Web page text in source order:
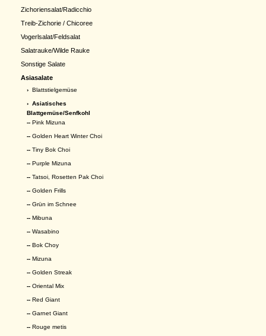
Zichoriensalat/Radicchio
Treib-Zichorie / Chicoree
Vogerlsalat/Feldsalat
Salatrauke/Wilde Rauke
Sonstige Salate
Asiasalate
› Blattstielgemüse
› Asiatisches
Blattgemüse/Senfkohl
-- Pink Mizuna
-- Golden Heart Winter Choi
-- Tiny Bok Choi
-- Purple Mizuna
-- Tatsoi, Rosetten Pak Choi
-- Golden Frills
-- Grün im Schnee
-- Mibuna
-- Wasabino
-- Bok Choy
-- Mizuna
-- Golden Streak
-- Oriental Mix
-- Red Giant
-- Garnet Giant
-- Rouge metis